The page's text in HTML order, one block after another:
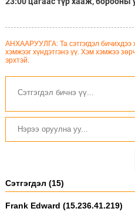
АНХААРУУЛГА: Та сэтгэгдэл бичихдээ
хэмжээг хүндэтгэнэ үү. Хэм хэмжээ
эрхтэй.
Сэтгэгдэл (15)
Frank Edward (15.236.41.219)